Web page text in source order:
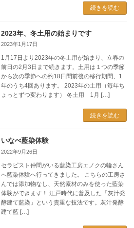
続きを読む
2023年、冬土用の始まりです
2023年1月17日
1月17日より2023年の冬土用が始まり、立春の
前日の2月3日まで続きます。土用は１つの季節
から次の季節への約18日間前後の移行期間、1
年のうち4回あります。 2023年の土用（毎年ち
ょっとずつ変わります） 冬土用 1月 […]
続きを読む
いなべ藍染体験
2022年9月26日
セラピスト仲間がいる藍染工房エノクの輪さん
へ藍染体験へ行ってきました。 こちらの工房さ
んでは添加物なし、天然素材のみを使った藍染
体験ができます！ 江戸時代に普及した「灰汁発
酵建て藍染」という貴重な技法です。灰汁発酵
建て藍 […]